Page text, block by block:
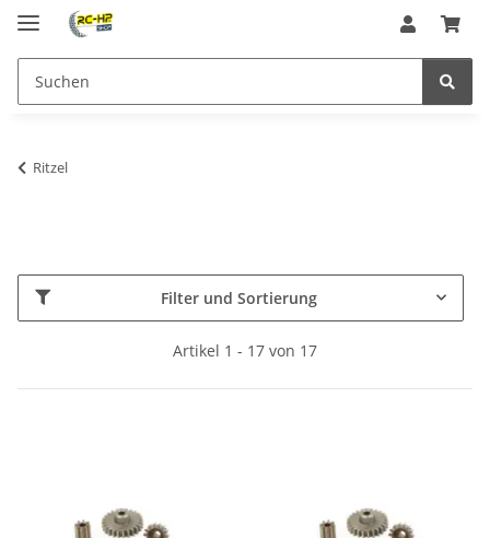
Ritzel
Filter und Sortierung
Artikel 1 - 17 von 17